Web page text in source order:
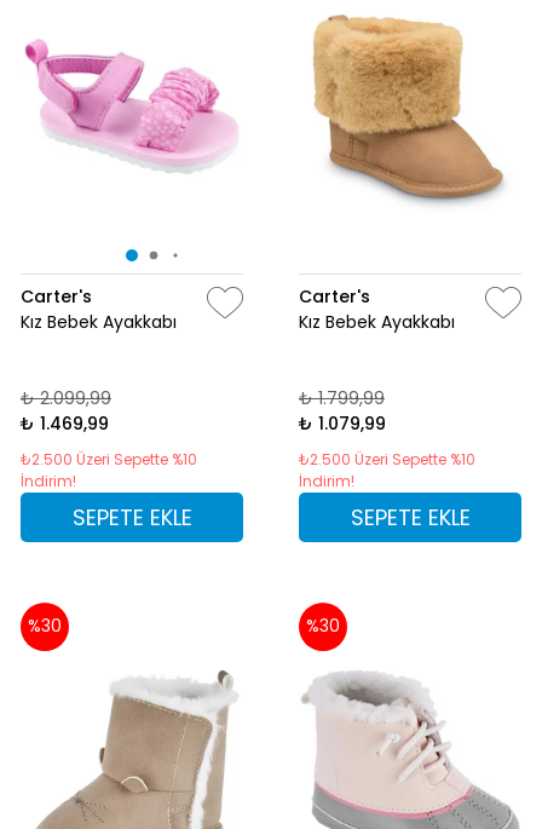
Carter's
Kız Bebek Ayakkabı
₺ 2.099,99
₺ 1.469,99
₺2.500 Üzeri Sepette %10
İndirim!
SEPETE EKLE
Carter's
Kız Bebek Ayakkabı
₺ 1.799,99
₺ 1.079,99
₺2.500 Üzeri Sepette %10
İndirim!
SEPETE EKLE
%30 %30